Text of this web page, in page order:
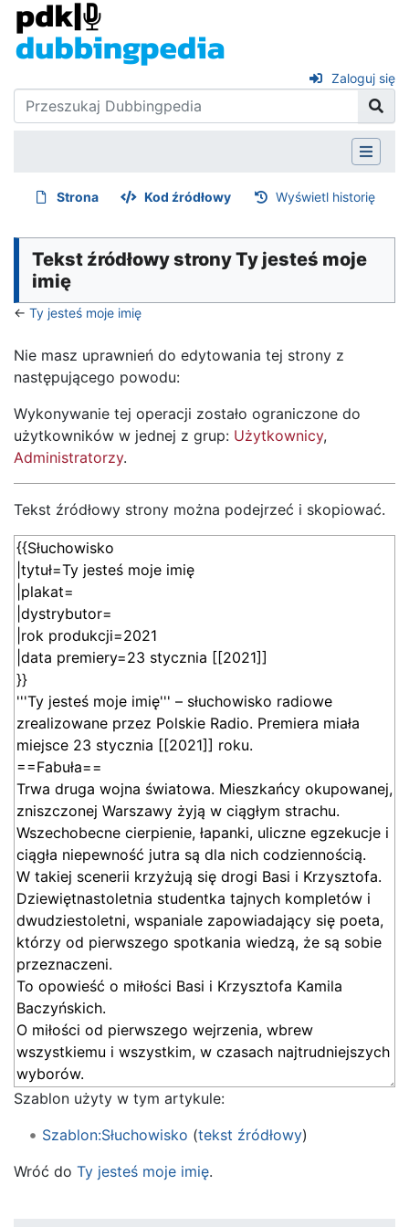
Zaloguj się
Strona Kod źródłowy Wyświetl historię
Tekst źródłowy strony Ty jesteś moje
imię
← Ty jesteś moje imię
Nie masz uprawnień do edytowania tej strony z
następującego powodu:
Wykonywanie tej operacji zostało ograniczone do
użytkowników w jednej z grup: Użytkownicy,
Administratorzy.
Tekst źródłowy strony można podejrzeć i skopiować.
Szablon użyty w tym artykule:
Szablon:Słuchowisko (tekst źródłowy)
Wróć do Ty jesteś moje imię.